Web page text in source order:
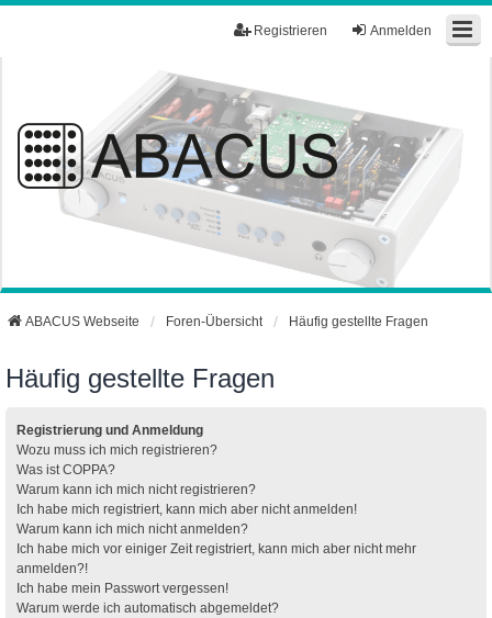
Anmelden
Registrieren
ABACUS Webseite Foren-Übersicht Häufig gestellte Fragen
Häufig gestellte Fragen
Registrierung und Anmeldung
Wozu muss ich mich registrieren?
Was ist COPPA?
Warum kann ich mich nicht registrieren?
Ich habe mich registriert, kann mich aber nicht anmelden!
Warum kann ich mich nicht anmelden?
Ich habe mich vor einiger Zeit registriert, kann mich aber nicht mehr
anmelden?!
Ich habe mein Passwort vergessen!
Warum werde ich automatisch abgemeldet?